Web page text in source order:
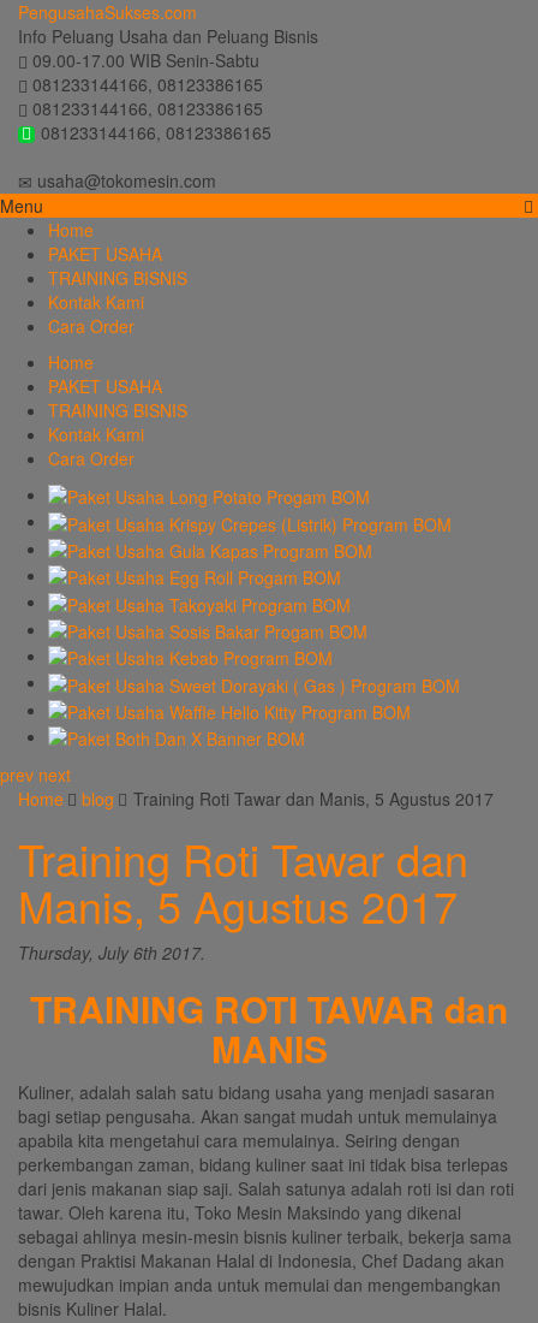
PengusahaSukses.com
Info Peluang Usaha dan Peluang Bisnis
09.00-17.00 WIB Senin-Sabtu
081233144166, 08123386165
081233144166, 08123386165
081233144166, 08123386165
usaha@tokomesin.com
Menu
Home
PAKET USAHA
TRAINING BISNIS
Kontak Kami
Cara Order
Home
PAKET USAHA
TRAINING BISNIS
Kontak Kami
Cara Order
prev next
Home
blog Training Roti Tawar dan Manis, 5 Agustus 2017
Training Roti Tawar dan
Manis, 5 Agustus 2017
Thursday, July 6th 2017.
TRAINING ROTI TAWAR dan
MANIS
Kuliner, adalah salah satu bidang usaha yang menjadi sasaran
bagi setiap pengusaha. Akan sangat mudah untuk memulainya
apabila kita mengetahui cara memulainya. Seiring dengan
perkembangan zaman, bidang kuliner saat ini tidak bisa terlepas
dari jenis makanan siap saji. Salah satunya adalah roti isi dan roti
tawar. Oleh karena itu, Toko Mesin Maksindo yang dikenal
sebagai ahlinya mesin-mesin bisnis kuliner terbaik, bekerja sama
dengan Praktisi Makanan Halal di Indonesia, Chef Dadang akan
mewujudkan impian anda untuk memulai dan mengembangkan
bisnis Kuliner Halal.